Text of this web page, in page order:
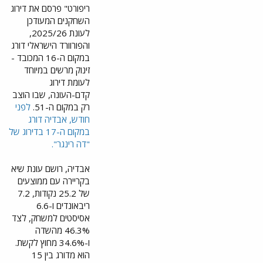
.
.
17. דני אבדיה.
הישראלי הראשון
אי-פעם במשחק
הכוכבים של ה-NBA
זכה לפופולריות עצומה
ואחרי שפספס את
הבחירה לחמישיות
האולסטאר רק במעט
כשסיים במקום השביעי
בהצבעות מבין שחקני
המערב, הכוכב של
על ידי מאמני המערב
כאחד משבעת שחקני
הספסל. מספק עונת
שיא עם ממוצעים של
25.2 נקודות, 7.2
ריבאונדים ו-6.2
אסיסטים למשחק
והוכיח שהוא
סופרסטאר גם בליגה
רגע לפני,
קבלו את
דירוג
העוצמה.
אז את מי
עוקף שחקן
פורטלנד?​
אוטוטו יוצא לדרך,
כמובן, עם ההופעה
ההיסטורית שלדני
אבדיה- הישראלי
הראשון אי-פעם
שנבחר להשתתף
במשחק הכוכבים של
הליגה הטובה בעולם.
אמנם שלושה
ריפורט" פרסם את דירוג
השחקנים המעודכן
לעונת 2025/26,
והפורוורד הישראלי דורג
במקום ה-16 המכובד -
זינוק מרשים במיוחד
לעומת דירוג
קדם-העונה, שבו הוצב
רק במקום ה-51.
לפני
חודש, אבדיה דורג
במקום ה-17 בדירוג של
"דה רינגר".
אבדיה, רושם עונת שיא
בקריירה עם ממוצעים
של 25.2 נקודות, 7.2
ריבאונדים ו-6.6
אסיסטים למשחק, לצד
46.3% מהשדה
ו-34.6% מחוץ לקשת.
הוא מדורג בין 15